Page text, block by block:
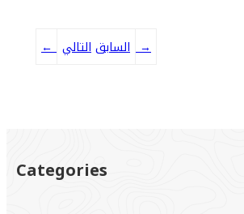
← السابق التالي→
Categories